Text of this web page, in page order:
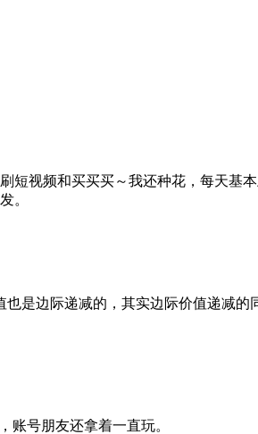
短视频和买买买～我还种花，每天基
。
是边际递减的，其实边际价值递减的
账号朋友还拿着一直玩。